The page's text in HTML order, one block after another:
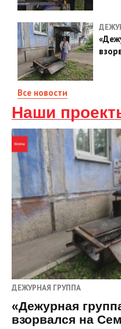
Все новости
Наши
ДЕЖУРНАЯ ГРУППА
«Дежурная
взорвался на